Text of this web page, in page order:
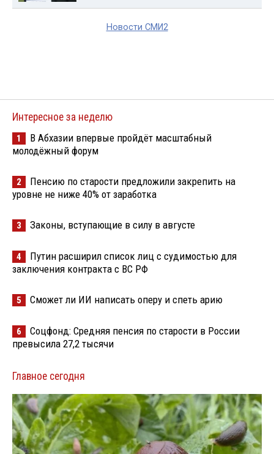
Новости СМИ2
Интересное за неделю
1
В Абхазии впервые пройдёт масштабный
молодёжный форум
2
Пенсию по старости предложили закрепить на
уровне не ниже 40% от заработка
3 Законы, вступающие в силу в августе
4
Путин расширил список лиц с судимостью для
заключения контракта с ВС РФ
5 Сможет ли ИИ написать оперу и спеть арию
6
Соцфонд: Средняя пенсия по старости в России
превысила 27,2 тысячи
Главное сегодня